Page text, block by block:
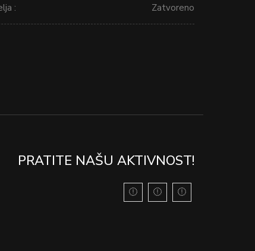
: Zatvoreno
PRATITE NAŠU AKTIVNOST!